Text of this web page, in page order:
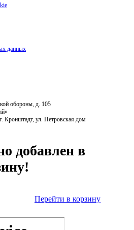
данных
обороны, д. 105
Кронштадт, ул. Петровская дом
добавлен в
Перейти в корзину